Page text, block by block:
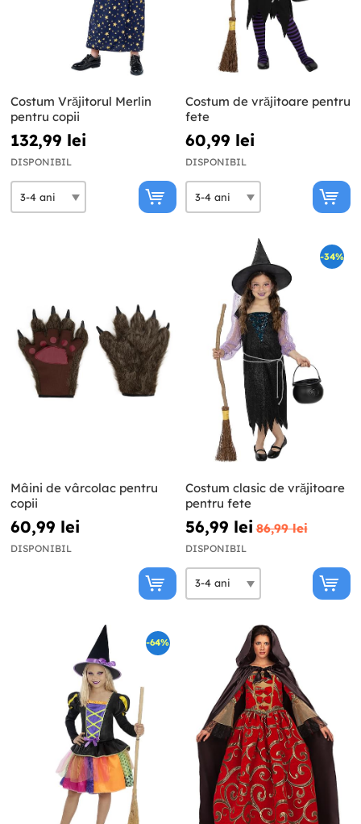
Costum Vrăjitorul Merlin
pentru copii
132,99 lei
DISPONIBIL
Costum de vrăjitoare pentru
fete
60,99 lei
DISPONIBIL
Mâini de vârcolac pentru
copii
60,99 lei
DISPONIBIL
-34%
Costum clasic de vrăjitoare
pentru fete
56,99 lei 86,99 lei
DISPONIBIL
-64%